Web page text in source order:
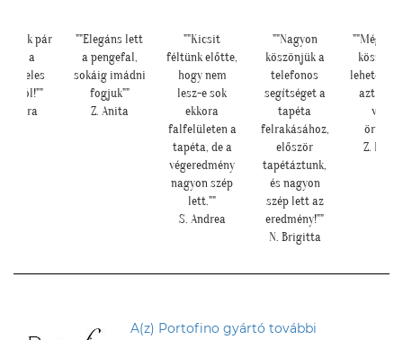
pár
a
Laura
""Elegáns lett
a pengefal,
sokáig imádni
fogjuk""
Z. Anita
""Kicsit
féltünk előtte,
hogy nem
lesz-e sok
ekkora
falfelületen a
tapéta, de a
végeredmény
nagyon szép
lett.""
S. Andrea
""Nagyon
köszönjük a
telefonos
segítséget a
tapéta
felrakásához,
először
tapétáztunk,
és nagyon
szép lett az
eredmény!""
N. Brigitta
""Még
azt is,
velünk
Z.
A(z) Portofino gyártó további